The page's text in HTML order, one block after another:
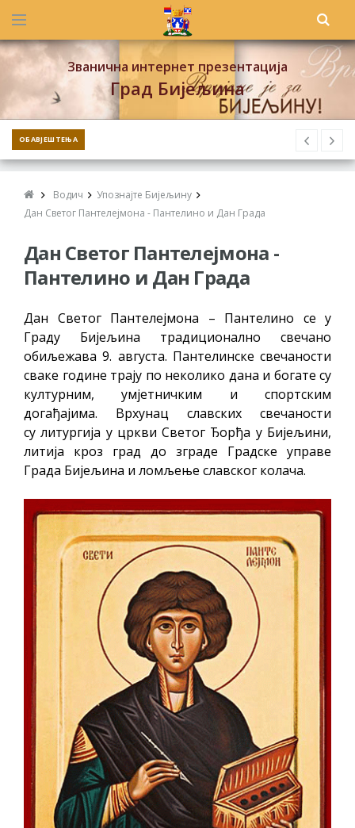
Званична интернет презентација
Град Бијељина
ОБАВЈЕШТЕЊА
Водич
Упознајте Бијељину
Дан Светог Пантелејмона - Пантелино и Дан Града
Дан Светог Пантелејмона -
Пантелино и Дан Града
Дан Светог Пантелејмона – Пантелино се у
Граду Бијељина традиционално свечано
обиљежава 9. августа. Пантелинске свечаности
сваке године трају по неколико дана и богате су
културним, умјетничким и спортским
догађајима. Врхунац славских свечаности
су литургија у цркви Светог Ђорђа у Бијељини,
литија кроз град до зграде Градске управе
Града Бијељина и ломљење славског колача.